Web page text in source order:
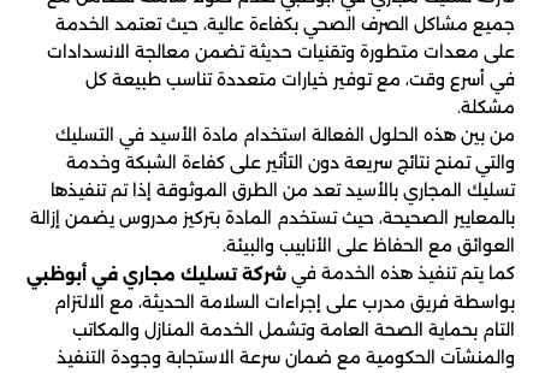
جميع مشاكل الصرف الصحي بكفاءة عالية، حيث تعتمد الخدمة
على معدات متطورة وتقنيات حديثة تضمن معالجة الانسدادات
في أسرع وقت، مع توفير خيارات متعددة تناسب طبيعة كل
مشكلة.
من بين هذه الحلول الفعالة استخدام مادة الأسيد في التسليك
والتي تمنح نتائج سريعة دون التأثير على كفاءة الشبكة وخدمة
تسليك المجاري بالأسيد تعد من الطرق الموثوقة إذا تم تنفيذها
بالمعايير الصحيحة، حيث تستخدم المادة بتركيز مدروس يضمن إزالة
العوائق مع الحفاظ على الأنابيب والبيئة.
كما يتم تنفيذ هذه الخدمة في شركة تسليك مجاري في أبوظبي
بواسطة فريق مدرب على إجراءات السلامة الحديثة، مع الالتزام
التام بحماية الصحة العامة وتشمل الخدمة المنازل والمكاتب
والمنشآت الحكومية مع ضمان سرعة الاستجابة وجودة التنفيذ